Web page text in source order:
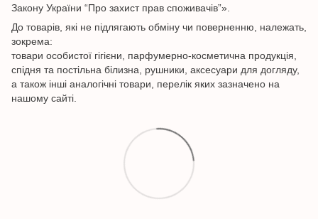
Закону України “Про захист прав споживачів”».
До товарів, які не підлягають обміну чи поверненню, належать,
зокрема:
товари особистої гігієни, парфумерно-косметична продукція,
спідня та постільна білизна, рушники, аксесуари для догляду,
а також інші аналогічні товари, перелік яких зазначено на
нашому сайті.